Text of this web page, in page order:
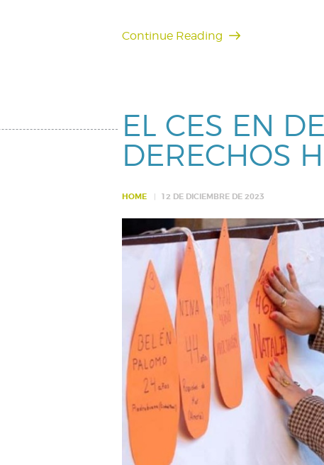
Continue Reading
EL CES EN
DERECHOS
HOME 12 DE DICIEMBRE DE 2023